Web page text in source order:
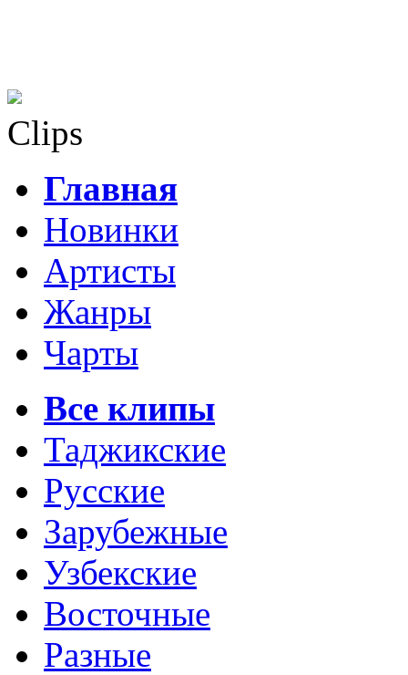
Clips
Главная
Новинки
Артисты
Жанры
Чарты
Все клипы
Таджикские
Русские
Зарубежные
Узбекские
Восточные
Разные